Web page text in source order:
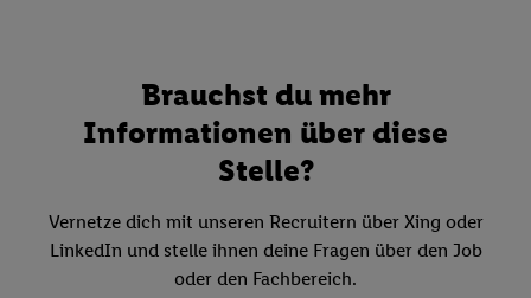
Brauchst du mehr
Informationen über diese
Stelle?
Vernetze dich mit unseren Recruitern über Xing oder
LinkedIn und stelle ihnen deine Fragen über den Job
oder den Fachbereich.